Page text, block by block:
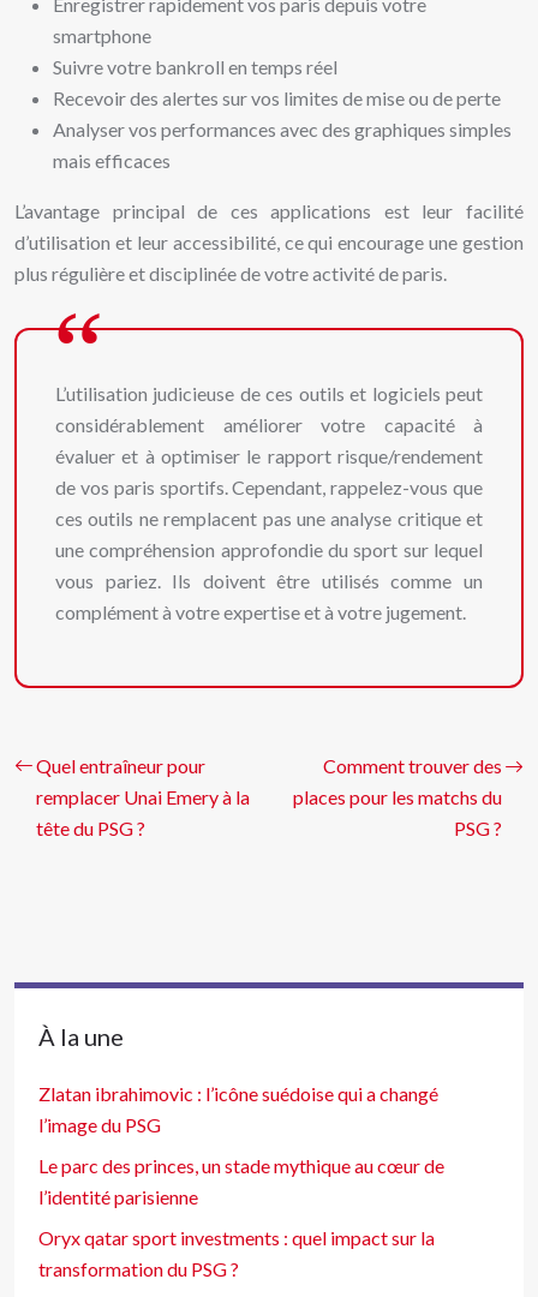
smartphone
Suivre votre bankroll en temps réel
Recevoir des alertes sur vos limites de mise ou de perte
Analyser vos performances avec des graphiques simples
mais efficaces
L’avantage principal de ces applications est leur facilité
d’utilisation et leur accessibilité, ce qui encourage une gestion
plus régulière et disciplinée de votre activité de paris.
L’utilisation judicieuse de ces outils et logiciels peut
considérablement améliorer votre capacité à
évaluer et à optimiser le rapport risque/rendement
de vos paris sportifs. Cependant, rappelez-vous que
ces outils ne remplacent pas une analyse critique et
une compréhension approfondie du sport sur lequel
vous pariez. Ils doivent être utilisés comme un
complément à votre expertise et à votre jugement.
Quel entraîneur pour
remplacer Unai Emery à la
tête du PSG ?
Comment trouver des
places pour les matchs du
PSG ?
À la une
Zlatan ibrahimovic : l’icône suédoise qui a changé
l’image du PSG
Le parc des princes, un stade mythique au cœur de
l’identité parisienne
Oryx qatar sport investments : quel impact sur la
transformation du PSG ?